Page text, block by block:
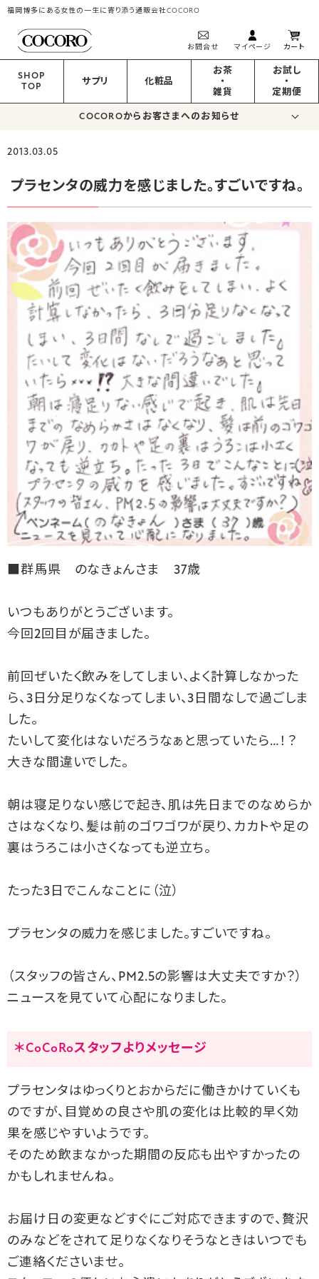
福岡博多にある女性の一生に寄り添う通販会社COCORO
お問合せ マイページ カート
SHOP
TOP
サプリ 化粧品
お茶
・
雑貨
お試し
・
定期便
COCOROからお客さまへのお知らせ
2013.03.05
プラセンタの威力を感じました。すごいですね。
■群馬県 のなきょんさま 37歳
いつもありがとうございます。
今回 2 回目が届きました。
前回ぜいたく飲みをしてしまい、よく計算しなかった
ら、 3 日分足りなくなってしまい、 3 日間なしで過ごしま
した。
たいして変化はないだろうなぁと思っていたら…！？
大きな間違いでした。
朝は寝足りない感じで起き、肌は先日までのなめらか
さはなくなり、髪は前のゴワゴワが戻り、カカトや足の
裏はうろこは小さくなっても逆立ち。
たった3日でこんなことに（泣）
プラセンタの威力を感じました。すごいですね。
（スタッフの皆さん、PM2.5の影響は大丈夫ですか？）
ニュースを見ていて心配になりました。
＊CoCoRoスタッフよりメッセージ
プラセンタはゆっくりとおからだに働きかけていくも
のですが、目覚めの良さや肌の変化は比較的早く効
果を感じやすいようです。
そのため飲まなかった期間の反応も出やすかったの
かもしれませんね。
お届け日の変更などすぐにご対応できますので、 贅沢
のみなどをされて足りなくなりそうなときはいつでも
ご連絡くださいませ。